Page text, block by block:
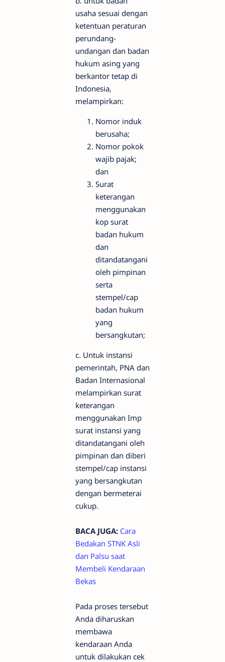
usaha sesuai dengan
ketentuan peraturan
perundang-
undangan dan badan
hukum asing yang
berkantor tetap di
Indonesia,
melampirkan:
Nomor induk
berusaha;
Nomor pokok
wajib pajak;
dan
Surat
keterangan
menggunakan
kop surat
badan hukum
dan
ditandatangani
oleh pimpinan
serta
stempel/cap
badan hukum
yang
bersangkutan;
c. Untuk instansi
pemerintah, PNA dan
Badan Internasional
melampirkan surat
keterangan
menggunakan Imp
surat instansi yang
ditandatangani oleh
pimpinan dan diberi
stempel/cap instansi
yang bersangkutan
dengan bermeterai
cukup.
BACA JUGA: Cara
Bedakan STNK Asli
dan Palsu saat
Membeli Kendaraan
Bekas
Pada proses tersebut
Anda diharuskan
membawa
kendaraan Anda
untuk dilakukan cek